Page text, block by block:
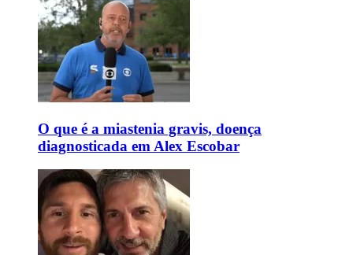
O que é a miastenia gravis, doença
diagnosticada em Alex Escobar